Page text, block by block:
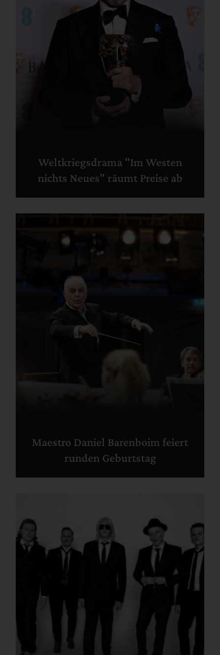
Weltkriegsdrama "Im Westen
nichts Neues" räumt Preise ab
Maestro Daniel Barenboim feiert
runden Geburtstag